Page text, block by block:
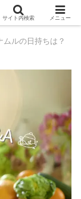
ムルの日持ちは？
サイト内検索 メニュー